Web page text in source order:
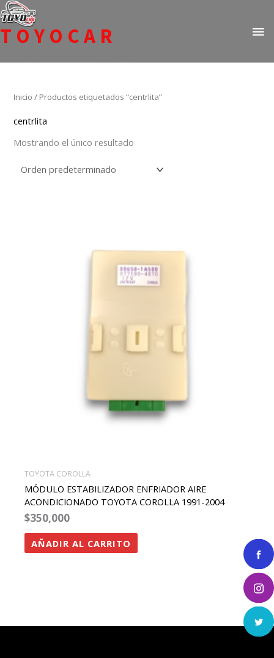
Ir
al
contenido
TOYOCAR
Inicio / Productos etiquetados “centrlita”
centrlita
Mostrando el único resultado
TOYOTA COROLLA
MÓDULO ESTABILIZADOR ENFRIADOR AIRE
ACONDICIONADO TOYOTA COROLLA 1991-2004
$350,000
AÑADIR AL CARRITO